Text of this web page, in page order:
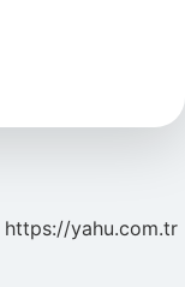
https://yahu.com.tr